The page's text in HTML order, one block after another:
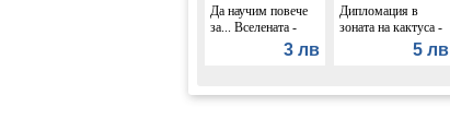
Да научим повече
за... Вселената -
Франсис Дейвис3 лв
Дипломация в
зоната на кактуса -
Богомил Герасимов
5 лв